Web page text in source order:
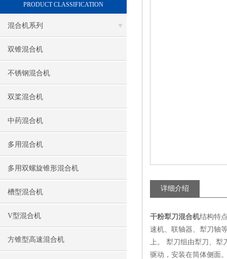
PRODUCT CLASSIFICATION
混合机系列
双锥混合机
不锈钢混合机
双桨混合机
中药混合机
多用混合机
多用双螺旋锥形混合机
槽型混合机
V型混合机
方锥型高速混合机
详细介绍
干粉犁刀混合机结构特
速机、联轴器、犁刀轴
上。 犁刀组由犁刀、犁
驱动，安装在筒体侧面